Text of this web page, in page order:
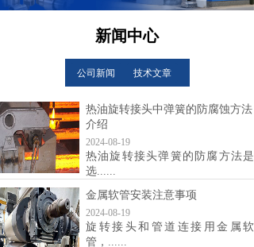
新闻中心
公司新闻 技术文章
热油旋转接头中弹簧的防腐蚀方法
介绍
2024-08-19
热油旋转接头弹簧的防腐方法是
选......
金属软管安装注意事项
2024-08-19
旋转接头和管道连接用金属软
管，......